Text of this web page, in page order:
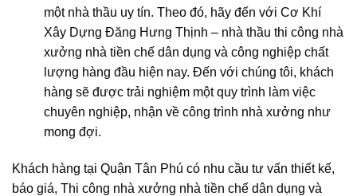
một nhà thầu uy tín. Theo đó, hãy đến với Cơ Khí
Xây Dựng Đăng Hưng Thịnh – nhà thầu thi công nhà
xưởng nhà tiền chế dân dụng và công nghiệp chất
lượng hàng đầu hiện nay. Đến với chúng tôi, khách
hàng sẽ được trải nghiệm một quy trình làm việc
chuyên nghiệp, nhận về công trình nhà xưởng như
mong đợi.
Khách hàng tại Quận Tân Phú có nhu cầu tư vấn thiết kế,
báo giá, Thi công nhà xưởng nhà tiền chế dân dụng và